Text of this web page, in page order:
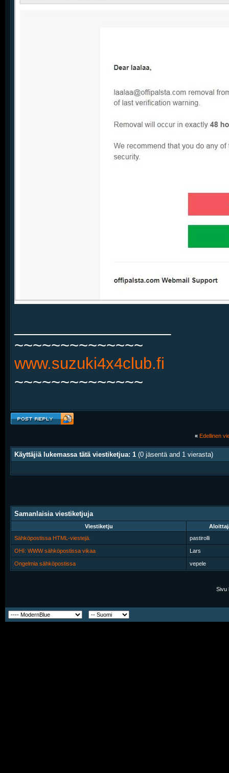
~~~~~~~~~~~~~~
www.suzuki4x4club.fi
~~~~~~~~~~~~~~
« Edellinen
Käyttäjiä lukemassa tätä viestiketjua: 1 (0 jäsentä and 1 vierasta)
Samanlaisia viestiketjuja
Viestiketju
Sähköpostissa HTML-viestejä.
pastirolli
OHI: WWW sähköpostissa vikaa Lars
Ongelmia sähköpostissa vepele
Sivu